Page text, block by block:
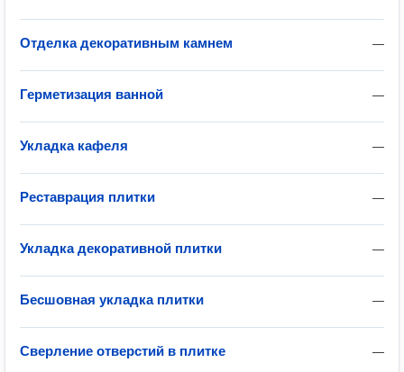
—
Отделка декоративным камнем
—
Герметизация ванной
—
Укладка кафеля
—
Реставрация плитки
—
Укладка декоративной плитки
—
Бесшовная укладка плитки
—
Сверление отверстий в плитке